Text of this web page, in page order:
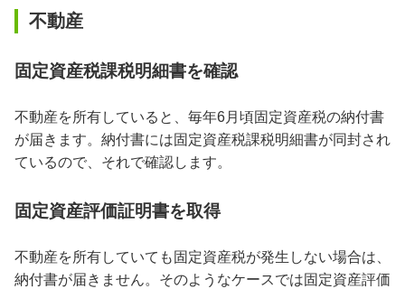
不動産
固定資産税課税明細書を確認
不動産を所有していると、毎年6月頃固定資産税の納付書
が届きます。納付書には固定資産税課税明細書が同封され
ているので、それで確認します。
固定資産評価証明書を取得
不動産を所有していても固定資産税が発生しない場合は、
納付書が届きません。そのようなケースでは固定資産評価